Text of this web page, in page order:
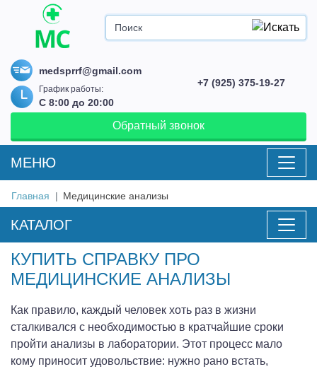
medsprrf@gmail.com
График работы:
С 8:00 до 20:00
+7 (925) 375-19-27
Обратный звонок
MEНЮ
Главная Медицинские анализы
КАТАЛОГ
КУПИТЬ СПРАВКУ ПРО
МЕДИЦИНСКИЕ АНАЛИЗЫ
Как правило, каждый человек хоть раз в жизни
сталкивался с необходимостью в кратчайшие сроки
пройти анализы в лаборатории. Этот процесс мало
кому приносит удовольствие: нужно рано встать,